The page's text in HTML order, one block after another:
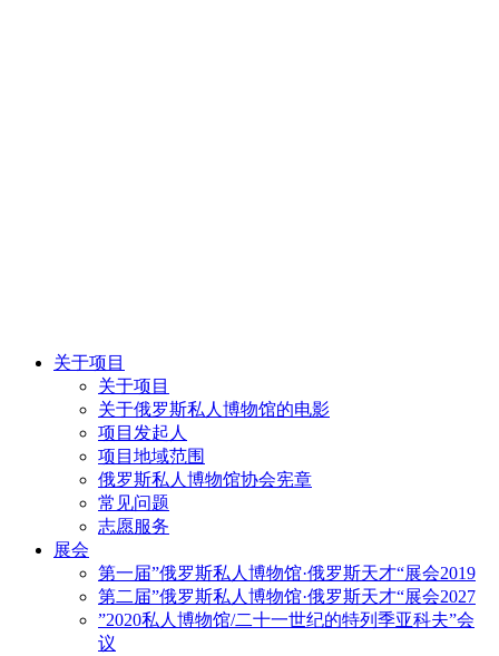
关于项目
关于项目
关于俄罗斯私人博物馆的电影
项目发起人
项目地域范围
俄罗斯私人博物馆协会宪章
常见问题
志愿服务
展会
第一届”俄罗斯私人博物馆·俄罗斯天才“展会2019
第二届”俄罗斯私人博物馆·俄罗斯天才“展会2027
”2020私人博物馆/二十一世纪的特列季亚科夫”会
议